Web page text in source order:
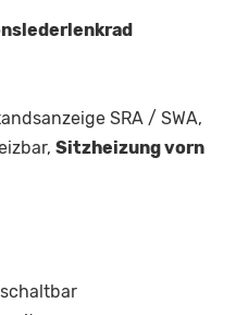
SRA / SWA,
Sitzheizung vorn